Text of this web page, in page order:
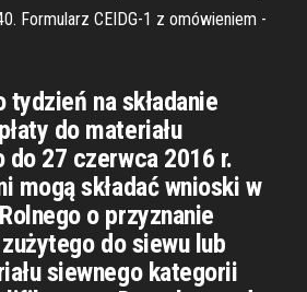
Formularz CEIDG-1 z omówieniem -
tydzień na składanie
do materiału
do 27 czerwca 2016 r.
mogą składać wnioski w
o przyznanie
do siewu lub
siewnego kategorii